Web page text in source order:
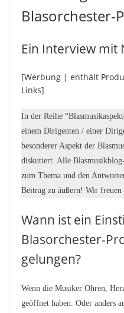
Blasorchester-
Ein Interview mit
[Werbung | enthält
Links]
In der Reihe
einem Dirigenten / einer
besonderer Aspekt der
diskutiert. Alle
zum Thema und den
Beitrag zu äußern! Wir freuen
Wann ist ein
Blasorchester-
gelungen?
Wenn die Musiker Ohren,
geöffnet haben. Oder anders